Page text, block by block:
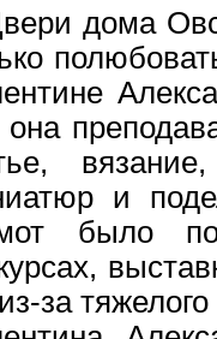
дома
она
и
было
за